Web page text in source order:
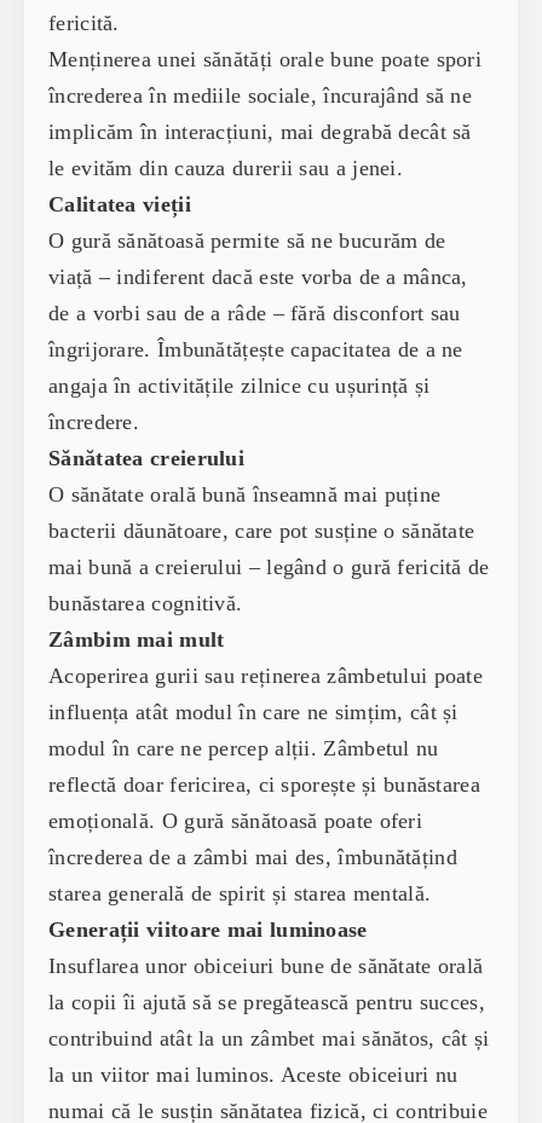
fericită.
Menținerea unei sănătăți orale bune poate spori
încrederea în mediile sociale, încurajând să ne
implicăm în interacțiuni, mai degrabă decât să
le evităm din cauza durerii sau a jenei.
Calitatea vieții
O gură sănătoasă permite să ne bucurăm de
viață – indiferent dacă este vorba de a mânca,
de a vorbi sau de a râde – fără disconfort sau
îngrijorare. Îmbunătățește capacitatea de a ne
angaja în activitățile zilnice cu ușurință și
încredere.
Sănătatea creierului
O sănătate orală bună înseamnă mai puține
bacterii dăunătoare, care pot susține o sănătate
mai bună a creierului – legând o gură fericită de
bunăstarea cognitivă.
Zâmbim mai mult
Acoperirea gurii sau reținerea zâmbetului poate
influența atât modul în care ne simțim, cât și
modul în care ne percep alții. Zâmbetul nu
reflectă doar fericirea, ci sporește și bunăstarea
emoțională. O gură sănătoasă poate oferi
încrederea de a zâmbi mai des, îmbunătățind
starea generală de spirit și starea mentală.
Generații viitoare mai luminoase
Insuflarea unor obiceiuri bune de sănătate orală
la copii îi ajută să se pregătească pentru succes,
contribuind atât la un zâmbet mai sănătos, cât și
la un viitor mai luminos. Aceste obiceiuri nu
numai că le susțin sănătatea fizică, ci contribuie